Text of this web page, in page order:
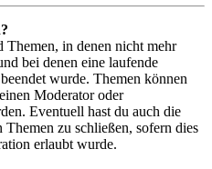
Themen, in denen nicht mehr
bei denen eine laufende
wurde. Themen können
Moderator oder
Eventuell hast du auch die
zu schließen, sofern dies
erlaubt wurde.